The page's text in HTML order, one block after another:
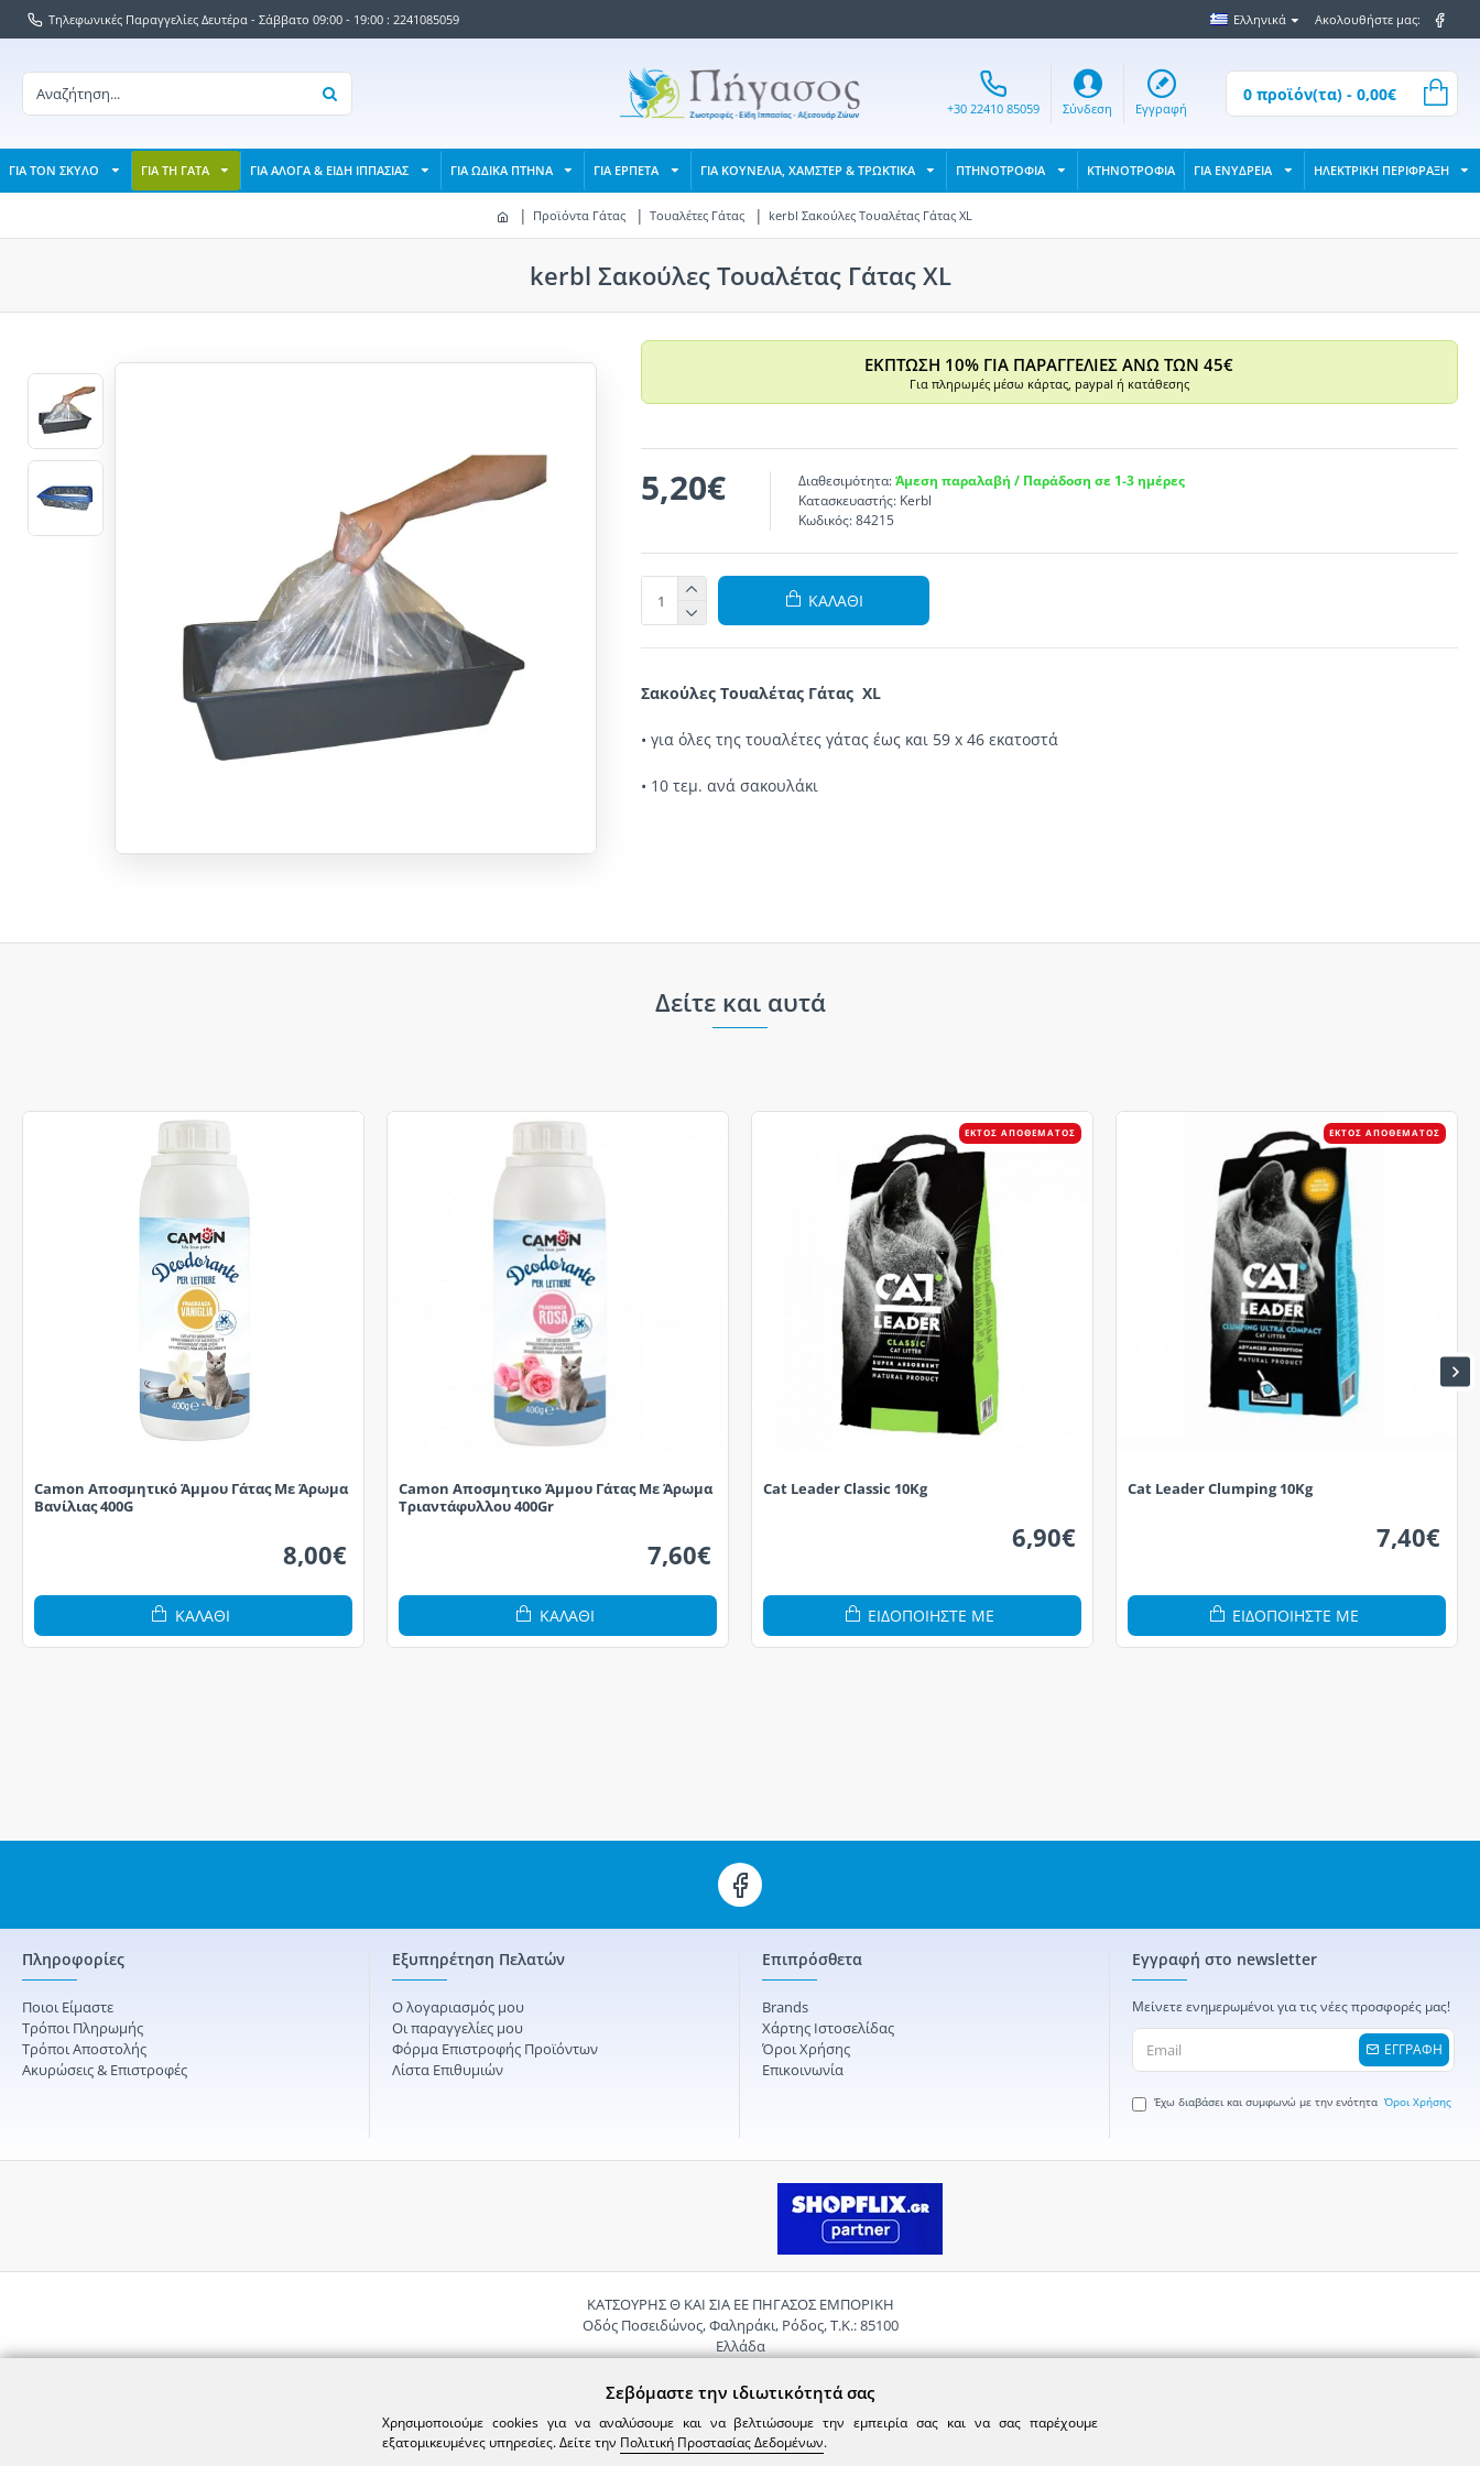
Τηλεφωνικές Παραγγελίες Δευτέρα - Σάββατο 09:00 - 19:00 : 2241085059 Ελληνικά Ακολουθήστε μας:
+30 22410 85059 Σύνδεση Εγγραφή
0 προϊόν(τα) - 0,00€
ΓΙΑ ΤΟΝ ΣΚΥΛΟ ΓΙΑ ΤΗ ΓΑΤΑ ΓΙΑ ΑΛΟΓΑ & ΕΙΔΗ ΙΠΠΑΣΙΑΣ ΓΙΑ ΩΔΙΚΑ ΠΤΗΝΑ ΓΙΑ ΕΡΠΕΤΑ ΓΙΑ ΚΟΥΝΕΛΙΑ, ΧΑΜΣΤΕΡ & ΤΡΩΚΤΙΚΑ ΠΤΗΝΟΤΡΟΦΙΑ ΚΤΗΝΟΤΡΟΦΙΑ ΓΙΑ ΕΝΥΔΡΕΙΑ ΗΛΕΚΤΡΙΚΗ ΠΕΡΙΦΡΑΞΗ
Προϊόντα Γάτας Τουαλέτες Γάτας kerbl Σακούλες Τουαλέτας Γάτας XL
kerbl Σακούλες Τουαλέτας Γάτας XL
ΕΚΠΤΩΣΗ 10% ΓΙΑ ΠΑΡΑΓΓΕΛΙΕΣ ΑΝΩ ΤΩΝ 45€
Για πληρωμές μέσω κάρτας, paypal ή κατάθεσης
5,20€ Διαθεσιμότητα: Άμεση παραλαβή / Παράδοση σε 1-3 ημέρες
Κατασκευαστής: Kerbl
Κωδικός: 84215
ΚΑΛΆΘΙ
ΣακούλεςΤουαλέτας Γάτας XL
• για όλες της τουαλέτες γάτας έως και 59 x 46 εκατοστά
• 10 τεμ. ανά σακουλάκι
Δείτε και αυτά
Camon Αποσμητικό Άμμου Γάτας Με Άρωμα
Βανίλιας 400G
8,00€
ΚΑΛΆΘΙ
Camon Αποσμητικο Άμμου Γάτας Με Άρωμα
Τριαντάφυλλου 400Gr
7,60€
ΚΑΛΆΘΙ
ΕΚΤΌΣ ΑΠΟΘΈΜΑΤΟΣ
Cat Leader Classic 10Kg
6,90€
ΕΙΔΟΠΟΙΗΣΤΕ ΜΕ
ΕΚΤΌΣ ΑΠΟΘΈΜΑΤΟΣ
Cat Leader Clumping 10Kg
7,40€
ΕΙΔΟΠΟΙΗΣΤΕ ΜΕ
Πληροφορίες
Ποιοι Είμαστε
Τρόποι Πληρωμής
Τρόποι Αποστολής
Ακυρώσεις & Επιστροφές
Εξυπηρέτηση Πελατών
Ο λογαριασμός μου
Οι παραγγελίες μου
Φόρμα Επιστροφής Προϊόντων
Λίστα Επιθυμιών
Επιπρόσθετα
Brands
Χάρτης Ιστοσελίδας
Όροι Χρήσης
Επικοινωνία
Εγγραφή στο newsletter
Μείνετε ενημερωμένοι για τις νέες προσφορές μας!
ΕΓΓΡΑΦΗ
Έχω διαβάσει και συμφωνώ με την ενότητα Όροι Χρήσης
ΚΑΤΣΟΥΡΗΣ Θ ΚΑΙ ΣΙΑ ΕΕ ΠΗΓΑΣΟΣ ΕΜΠΟΡΙΚΗ
Οδός Ποσειδώνος, Φαληράκι, Ρόδος, Τ.Κ.: 85100
Ελλάδα
Email:pigasosemporiki@gmail.com
Σεβόμαστε την ιδιωτικότητά σας
Χρησιμοποιούμε cookies για να αναλύσουμε και να βελτιώσουμε την εμπειρία σας και να σας παρέχουμε
εξατομικευμένες υπηρεσίες. Δείτε την Πολιτική Προστασίας Δεδομένων.